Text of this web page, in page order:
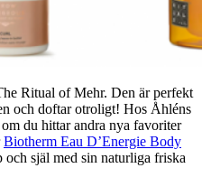
Ritual of Mehr. Den är perfekt
och doftar otroligt! Hos Åhléns
du hittar andra nya favoriter
Biotherm Eau D’Energie Body
och själ med sin naturliga friska